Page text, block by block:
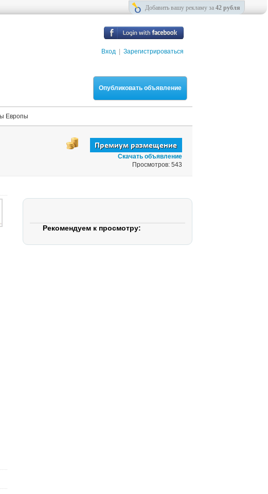
Вход Зарегистрироваться
Опубликовать объявление
Европы
Скачать объявление
Просмотров: 543
Добавить вашу рекламу за 42 рубля
Рекомендуем к просмотру: